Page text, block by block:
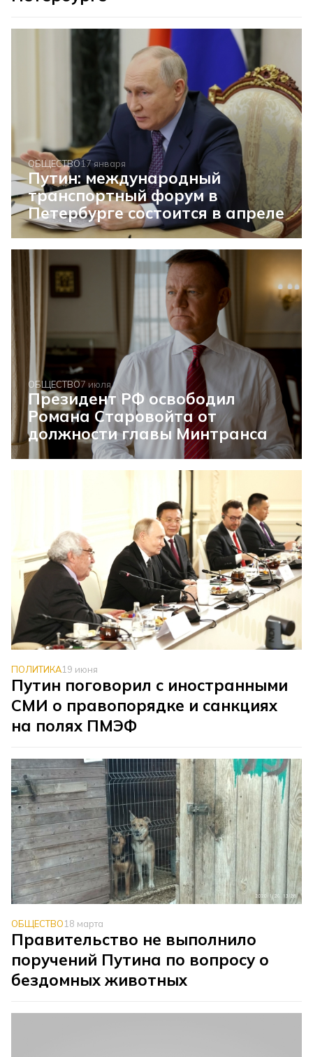
ОБЩЕСТВО17 января
Путин: международный
транспортный форум в
Петербурге состоится в апреле
ОБЩЕСТВО7 июля
Президент РФ освободил
Романа Старовойта от
должности главы Минтранса
ПОЛИТИКА19 июня
Путин поговорил с иностранными
СМИ о правопорядке и санкциях
на полях ПМЭФ
ОБЩЕСТВО18 марта
Правительство не выполнило
поручений Путина по вопросу о
бездомных животных